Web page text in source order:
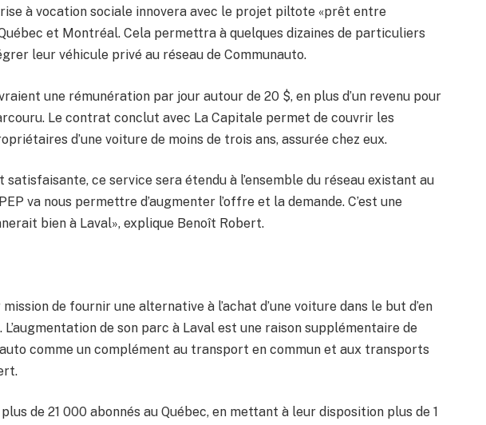
à vocation sociale innovera avec le projet piltote «prêt entre
et Montréal. Cela permettra à quelques dizaines de particuliers
leur véhicule privé au réseau de Communauto.
une rémunération par jour autour de 20 $, en plus d’un revenu pour
Le contrat conclut avec La Capitale permet de couvrir les
d’une voiture de moins de trois ans, assurée chez eux.
ce service sera étendu à l’ensemble du réseau existant au
va nous permettre d’augmenter l’offre et la demande. C’est une
bien à Laval», explique Benoît Robert.
de fournir une alternative à l’achat d’une voiture dans le but d’en
L’augmentation de son parc à Laval est une raison supplémentaire de
comme un complément au transport en commun et aux transports
de 21 000 abonnés au Québec, en mettant à leur disposition plus de 1